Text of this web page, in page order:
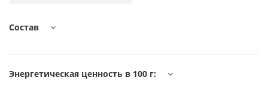
Состав
Энергетическая ценность в 100 г: